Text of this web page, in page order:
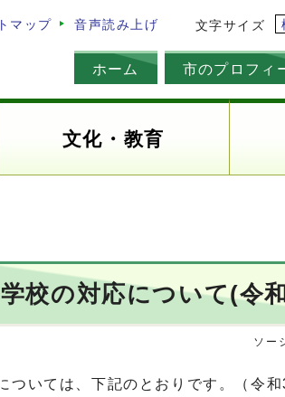
マップ 音声読み上げ 文字サイズ
ホーム 市のプロフィ
文化・教育
校の対応について(令
ソー
いては、下記のとおりです。（令和